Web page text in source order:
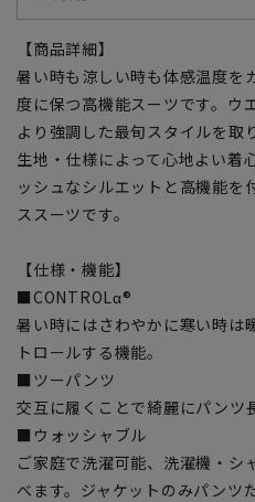
【商品詳細】
暑い時も涼しい時も体感温度を
度に保つ高機能スーツです。ウ
より強調した最旬スタイルを取
生地・仕様によって心地よい着
ッシュなシルエットと高機能を
ススーツです。
【仕様・機能】
■CONTROLα®
暑い時にはさわやかに寒い時は
トロールする機能。
■ツーパンツ
交互に履くことで綺麗にパンツ
■ウォッシャブル
ご家庭で洗濯可能、洗濯機・シ
べます。ジャケットのみパンツ